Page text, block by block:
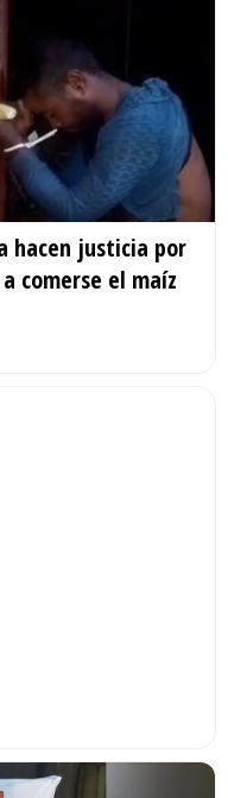
hacen justicia por
comerse el maíz